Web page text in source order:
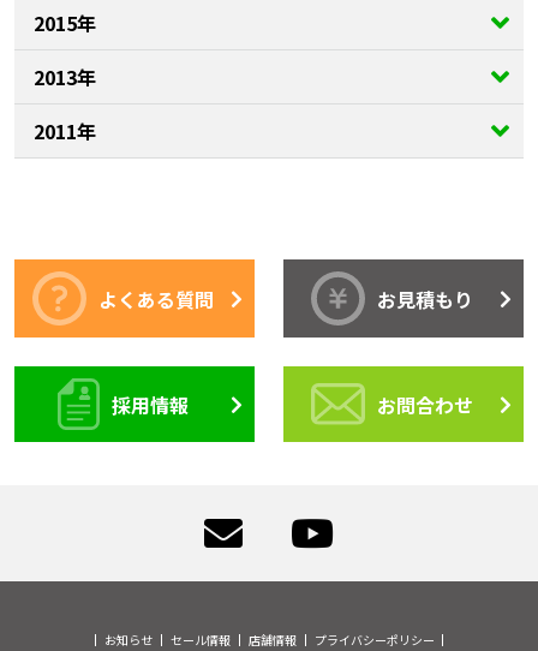
2015年
2013年
2011年
よくある質問 お見積もり
採用情報 お問合わせ
お知らせ セール情報 店舗情報 プライバシーポリシー